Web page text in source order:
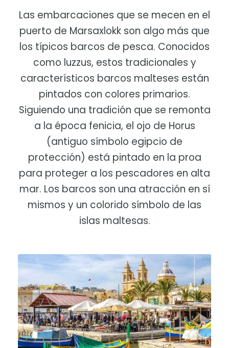
Las embarcaciones que se mecen en el
puerto de Marsaxlokk son algo más que
los típicos barcos de pesca. Conocidos
como luzzus, estos tradicionales y
característicos barcos malteses están
pintados con colores primarios.
Siguiendo una tradición que se remonta
a la época fenicia, el ojo de Horus
(antiguo símbolo egipcio de
protección) está pintado en la proa
para proteger a los pescadores en alta
mar. Los barcos son una atracción en sí
mismos y un colorido símbolo de las
islas maltesas.